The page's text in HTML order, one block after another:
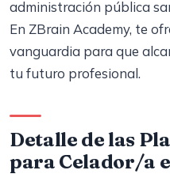
administración pública
En ZBrain Academy, te
vanguardia para que
tu futuro profesional.
Detalle de las
para Celador/a